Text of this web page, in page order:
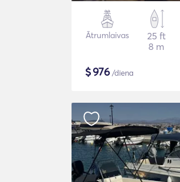
Ātrumlaivas
25 ft
8 m
$976/diena